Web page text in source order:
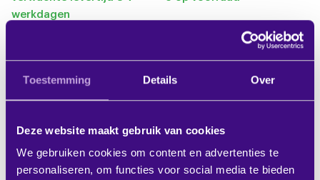
Toestemming Details Over
Deze website maakt gebruik van cookies
We gebruiken cookies om content en advertenties te
personaliseren, om functies voor social media te bieden
werkdagen